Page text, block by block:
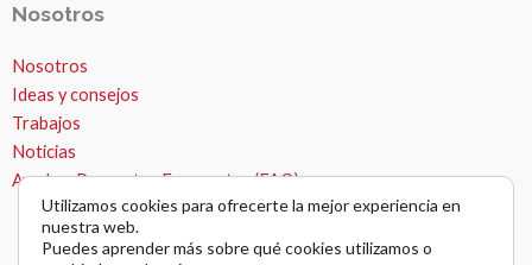
Nosotros
Nosotros
Ideas y consejos
Trabajos
Noticias
Ayuda – Preguntas Frecuentes (FAQ)
Utilizamos cookies para ofrecerte la mejor experiencia en
nuestra web.
Puedes aprender más sobre qué cookies utilizamos o
MICROZANJAS